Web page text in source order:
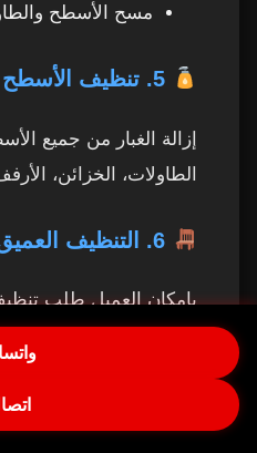
مسح الأسطح
إزالة الغبار من جميع
الطاولات، الخزائن،
بإمكان العميل طلب
تنظيف داخل